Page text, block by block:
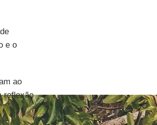
e o
ao
reflexão